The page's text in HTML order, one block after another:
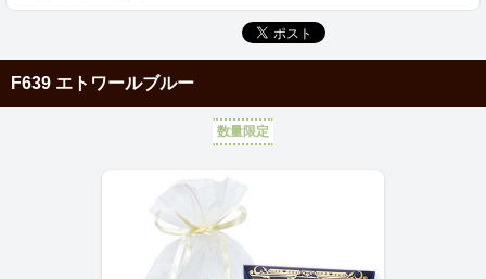
F639 エトワールブルー
数量限定